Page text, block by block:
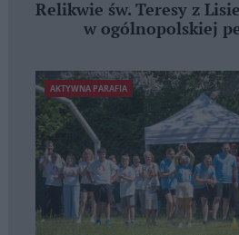
Relikwie św. Teresy z
w ogólnopolskiej
AKTYWNA PARAFIA